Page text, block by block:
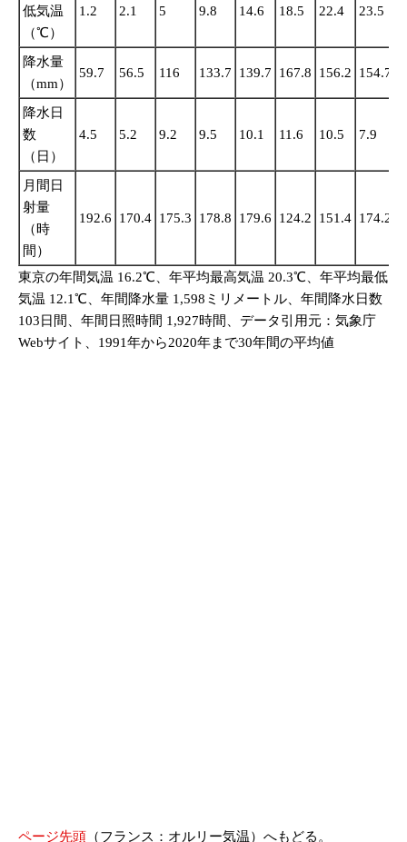
低気温
（℃）
1.2 2.1 5 9.8 14.6 18.5 22.4 23.5
降水量
（mm）
59.7 56.5 116 133.7 139.7 167.8 156.2 154.7
降水日
数
（日）
4.5 5.2 9.2 9.5 10.1 11.6 10.5 7.9
月間日
射量
（時
間）
192.6 170.4 175.3 178.8 179.6 124.2 151.4 174.2
東京の年間気温 16.2℃、年平均最高気温 20.3℃、年平均最低
気温 12.1℃、年間降水量 1,598ミリメートル、年間降水日数
103日間、年間日照時間 1,927時間、データ引用元：気象庁
Webサイト、1991年から2020年まで30年間の平均値
ページ先頭 （フランス：オルリー気温）へもどる。